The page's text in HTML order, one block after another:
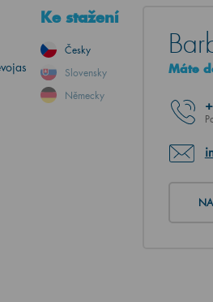
Ke stažení
Česky
Slovensky
Německy
Máte